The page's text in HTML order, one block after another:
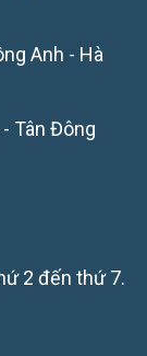
Anh - Hà
Tân Đông
2 đến thứ 7.